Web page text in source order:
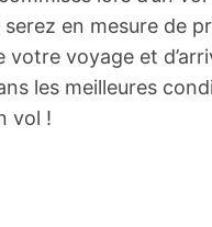
serez en mesure de
votre voyage et
les meilleures
vol !